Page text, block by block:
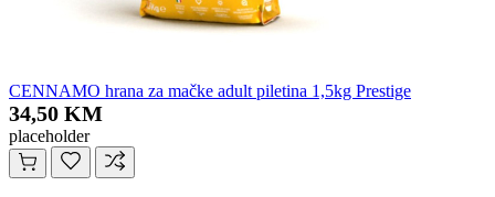
CENNAMO hrana za mačke adult piletina 1,5kg Prestige
34,50 KM
placeholder